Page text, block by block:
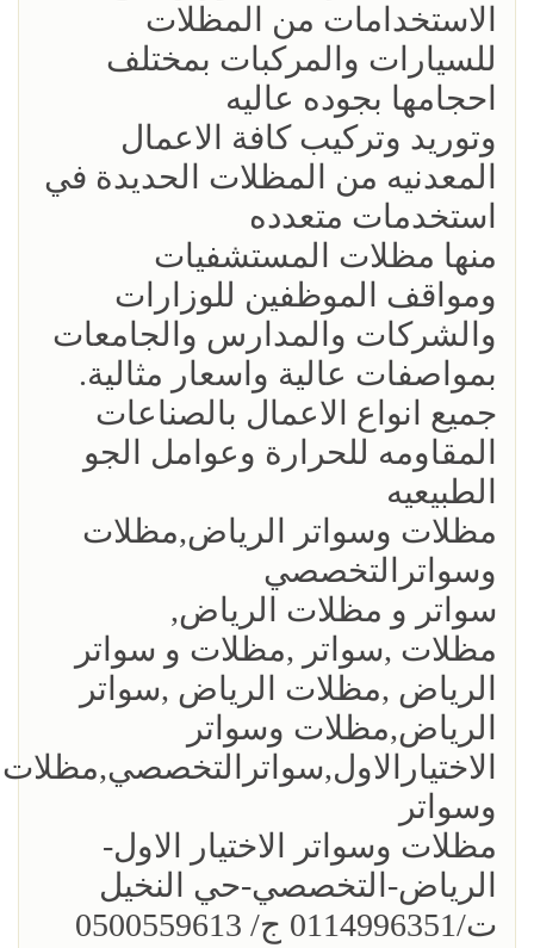
الاستخدامات من المظلات
للسيارات والمركبات بمختلف
احجامها بجوده عاليه
وتوريد وتركيب كافة الاعمال
المعدنيه من المظلات الحديدة في
استخدمات متعدده
منها مظلات المستشفيات
ومواقف الموظفين للوزارات
والشركات والمدارس والجامعات
بمواصفات عالية واسعار مثالية.
جميع انواع الاعمال بالصناعات
المقاومه للحرارة وعوامل الجو
الطبيعيه
مظلات وسواتر الرياض,مظلات
وسواترالتخصصي
سواتر و مظلات الرياض,
مظلات ,سواتر ,مظلات و سواتر
الرياض ,مظلات الرياض ,سواتر
الرياض,مظلات وسواتر
الاختيارالاول,سواترالتخصصي,مظلات
وسواتر
مظلات وسواتر الاختيار الاول-
الرياض-التخصصي-حي النخيل
ت/0114996351 ج/ 0500559613